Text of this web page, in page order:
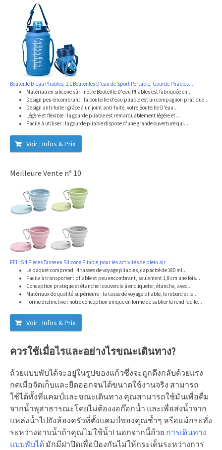
Bouteille D'eau Pliables, 2 L Bouteilles D'eau de Sport Portable, Gourde Pliables...
Matériau en silicone sûr : notre Bouteille D'eau Pliables est fabriquée en...
Design peu encombrant : la bouteille d'eau pliable est un compagnon pratique...
Design anti-fuite : grâce à un joint anti-fuite, votre Bouteille D'eau...
Légère et flexible : la gourde pliable est remarquablement légère et...
Facile à utiliser : la gourde pliable dispose d'une grande ouverture qui...
Voir : Infos & Prix
Meilleure Vente n° 10
FEIHS 4 Pièces Tasse en Silicone Pliable,pour les activités de plein air
Le paquet comprend : 4 tasses de voyage pliables, capacité de 180 ml...
Facile à transporter : pliable et peu encombrant, seulement 1,8 cm une fois...
Conception pratique et étanche : couvercle à encliqueter, étanche, avec...
Matériaux de qualité supérieure : la tasse de voyage pliable, le rebord et le...
Forme distinctive : notre conception unique en forme de sablier le rend facile...
Voir : Infos & Prix
ควรใช้เมื่อไรและอย่างไรขณะเดินทาง?
ถ้วยแบบพับได้จะอยู่ในรูปของแก้วซึ่งจะถูกดึงกลับด้วยแรง
กดเมื่อจัดเก็บและยืดออกจนได้ขนาดใช้งานจริง สามารถ
ใช้ได้ทั้งที่แคมป์และขณะเดินทาง คุณสามารถใช้มันเพื่อดื่ม
จากน้ำพุสาธารณะโดยไม่ต้องงอก๊อกน้ำ และเพื่อส่งน้ำจาก
แหล่งน้ำไปยังห้องครัวที่ตั้งแคมป์ของคุณซ้ำๆ หรือแม้กระทั่ง
ระหว่างอาบน้ำถ้าคุณไม่ใช้น้ำ! นอกจากนี้ถ้วย การเดินทาง
แบบพับได้ มักมีฝาปิดเพื่อป้องกันไม่ให้กระเด็นระหว่างการ